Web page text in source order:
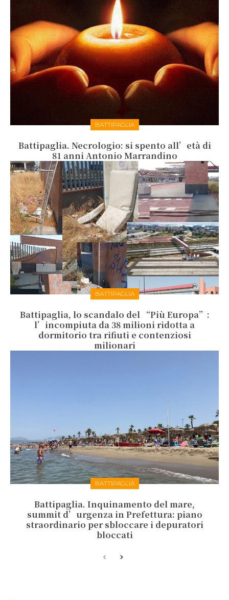
BATTIPAGLIA
Battipaglia. Necrologio: si spento all’età di
81 anni Antonio Marrandino
BATTIPAGLIA
Battipaglia, lo scandalo del “Più Europa”:
l’incompiuta da 38 milioni ridotta a
dormitorio tra rifiuti e contenziosi
milionari
BATTIPAGLIA
Battipaglia. Inquinamento del mare,
summit d’urgenza in Prefettura: piano
straordinario per sbloccare i depuratori
bloccati